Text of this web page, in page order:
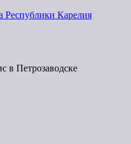
Республики Карелия
в Петрозаводске